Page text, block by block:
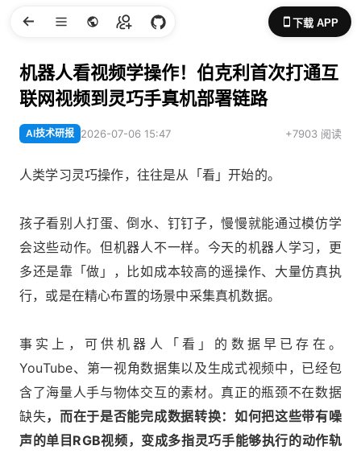
下载 APP
机器人看视频学操作！伯克利首次打通互
联网视频到灵巧手真机部署链路
AI技术研报 2026-07-06 15:47 +7903 阅读
人类学习灵巧操作，往往是从「看」开始的。
孩子看别人打蛋、倒水、钉钉子，慢慢就能通过模仿学
会这些动作。但机器人不一样。今天的机器人学习，更
多还是靠「做」，比如成本较高的遥操作、大量仿真执
行，或是在精心布置的场景中采集真机数据。
事实上，可供机器人「看」的数据早已存在。
YouTube、第一视角数据集以及生成式视频中，已经包
含了海量人手与物体交互的素材。真正的瓶颈不在数据
缺失，而在于是否能完成数据转换：如何把这些带有噪
声的单目RGB视频，变成多指灵巧手能够执行的动作轨